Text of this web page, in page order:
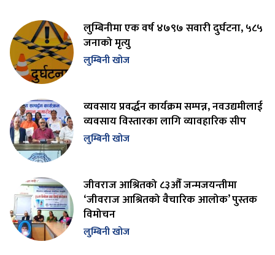
लुम्बिनीमा एक वर्ष ४७९७ सवारी दुर्घटना, ५८५
जनाको मृत्यु
लुम्बिनी खोज
व्यवसाय प्रवर्द्धन कार्यक्रम सम्पन्न, नवउद्यमीलाई
व्यवसाय विस्तारका लागि व्यावहारिक सीप
लुम्बिनी खोज
जीवराज आश्रितको ८३औँ जन्मजयन्तीमा
‘जीवराज आश्रितको वैचारिक आलोक’ पुस्तक
विमोचन
लुम्बिनी खोज